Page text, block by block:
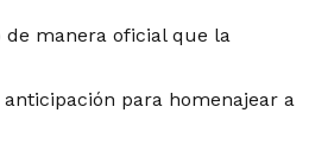
de manera oficial que la
para homenajear a